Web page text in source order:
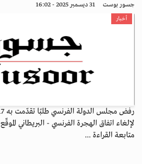
جسور بوست 31 ديسمبر 2025 - 16:02
أخبار
لإلغاء اتفاق الهجرة الفرنسي - البريطاني الموقّع
متابعة القراءة ...